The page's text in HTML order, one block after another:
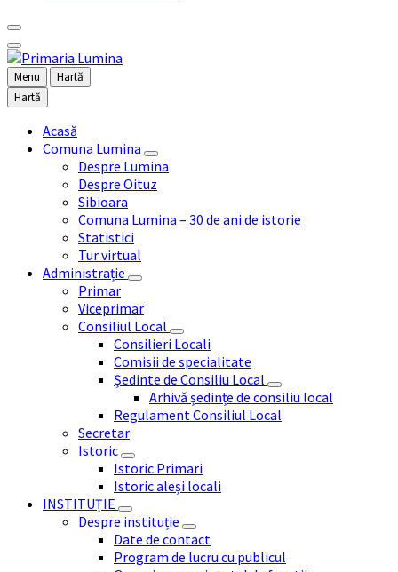
Menu
Hartă
Hartă
Acasă
Comuna Lumina
Despre Lumina
Despre Oituz
Sibioara
Comuna Lumina – 30 de ani de istorie
Statistici
Tur virtual
Administrație
Primar
Viceprimar
Consiliul Local
Consilieri Locali
Comisii de specialitate
Ședinte de Consiliu Local
Arhivă ședințe de consiliu local
Regulament Consiliul Local
Secretar
Istoric
Istoric Primari
Istoric aleși locali
INSTITUȚIE
Despre instituție
Date de contact
Program de lucru cu publicul